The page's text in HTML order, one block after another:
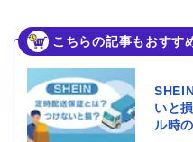
こちらの記事もおすす
いと
ル時